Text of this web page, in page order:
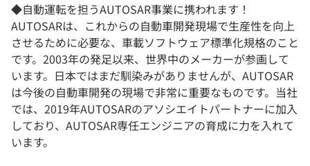
◆自動運転を担うAUTOSAR事業に携われます！
AUTOSARは、これからの自動車開発現場で生産性を向上
させるために必要な、車載ソフトウェア標準化規格のこと
です。2003年の発足以来、世界中のメーカーが参画して
います。日本ではまだ馴染みがありませんが、AUTOSAR
は今後の自動車開発の現場で非常に重要なものです。当社
では、2019年AUTOSARのアソシエイトパートナーに加入
しており、AUTOSAR専任エンジニアの育成に力を入れて
います。